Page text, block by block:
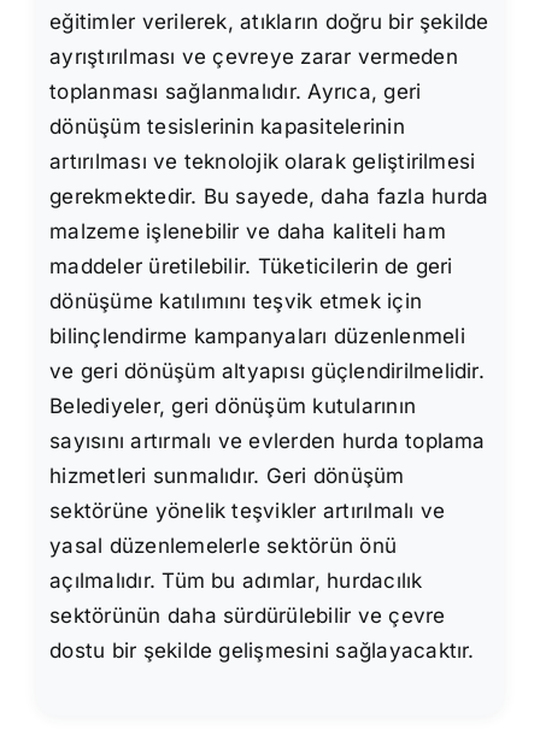
eğitimler verilerek, atıkların doğru bir şekilde
ayrıştırılması ve çevreye zarar vermeden
toplanması sağlanmalıdır. Ayrıca, geri
dönüşüm tesislerinin kapasitelerinin
artırılması ve teknolojik olarak geliştirilmesi
gerekmektedir. Bu sayede, daha fazla hurda
malzeme işlenebilir ve daha kaliteli ham
maddeler üretilebilir. Tüketicilerin de geri
dönüşüme katılımını teşvik etmek için
bilinçlendirme kampanyaları düzenlenmeli
ve geri dönüşüm altyapısı güçlendirilmelidir.
Belediyeler, geri dönüşüm kutularının
sayısını artırmalı ve evlerden hurda toplama
hizmetleri sunmalıdır. Geri dönüşüm
sektörüne yönelik teşvikler artırılmalı ve
yasal düzenlemelerle sektörün önü
açılmalıdır. Tüm bu adımlar, hurdacılık
sektörünün daha sürdürülebilir ve çevre
dostu bir şekilde gelişmesini sağlayacaktır.